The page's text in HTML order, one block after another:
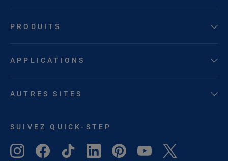
PRODUITS
APPLICATIONS
AUTRES SITES
SUIVEZ QUICK-STEP